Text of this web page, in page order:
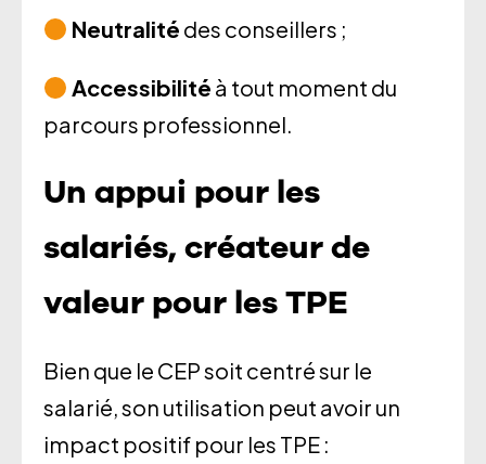
Neutralité des conseillers ;
Accessibilité à tout moment du
parcours professionnel.
Un appui pour les
salariés, créateur de
valeur pour les TPE
Bien que le CEP soit centré sur le
salarié, son utilisation peut avoir un
impact positif pour les TPE :